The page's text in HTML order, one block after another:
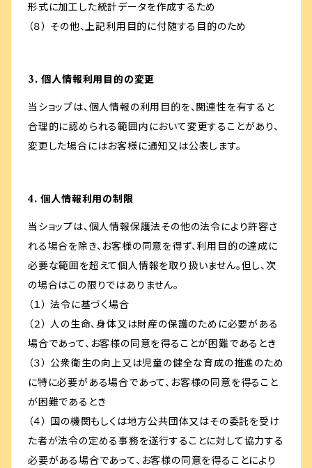
形式に加工した統計データを作成するため
（８） その他、上記利用目的に付随する目的のため
3. 個人情報利用目的の変更
当ショップは、個人情報の利用目的を、関連性を有すると
合理的に認められる範囲内において変更することがあり、
変更した場合にはお客様に通知又は公表します。
4. 個人情報利用の制限
当ショップは、個人情報保護法その他の法令により許容さ
れる場合を除き、お客様の同意を得ず、利用目的の達成に
必要な範囲を超えて個人情報を取り扱いません。但し、次
の場合はこの限りではありません。
（１） 法令に基づく場合
（２） 人の生命、身体又は財産の保護のために必要がある
場合であって、お客様の同意を得ることが困難であるとき
（３） 公衆衛生の向上又は児童の健全な育成の推進のため
に特に必要がある場合であって、お客様の同意を得ること
が困難であるとき
（４） 国の機関もしくは地方公共団体又はその委託を受け
た者が法令の定める事務を遂行することに対して協力する
必要がある場合であって、お客様の同意を得ることにより